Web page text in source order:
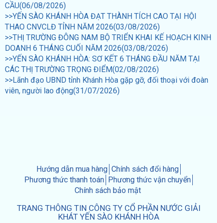
CẦU(06/08/2026)
>>YẾN SÀO KHÁNH HÒA ĐẠT THÀNH TÍCH CAO TẠI HỘI
THAO CNVCLĐ TỈNH NĂM 2026(03/08/2026)
>>THỊ TRƯỜNG ĐÔNG NAM BỘ TRIỂN KHAI KẾ HOẠCH KINH
DOANH 6 THÁNG CUỐI NĂM 2026(03/08/2026)
>>YẾN SÀO KHÁNH HÒA: SƠ KẾT 6 THÁNG ĐẦU NĂM TẠI
CÁC THỊ TRƯỜNG TRỌNG ĐIỂM(02/08/2026)
>>Lãnh đạo UBND tỉnh Khánh Hòa gặp gỡ, đối thoại với đoàn
viên, người lao động(31/07/2026)
Hướng dẫn mua hàng Chính sách đổi hàng
Phương thức thanh toán Phương thức vận chuyển
Chính sách bảo mật
TRANG THÔNG TIN CÔNG TY CỔ PHẦN NƯỚC GIẢI
KHÁT YẾN SÀO KHÁNH HÒA